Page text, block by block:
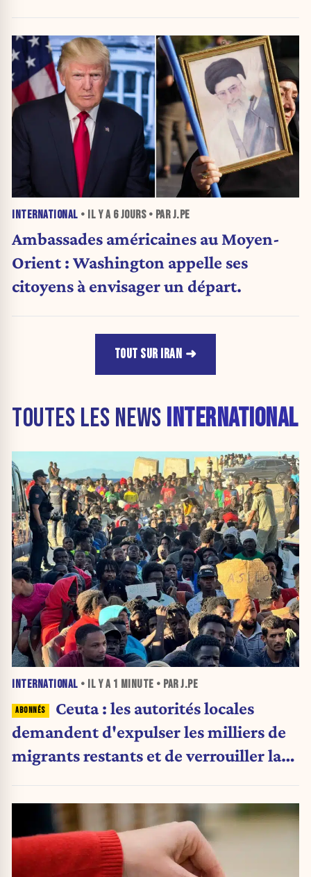
INTERNATIONAL • IL Y A 6 JOURS• PAR J.PE
Ambassades américaines au Moyen-
Orient : Washington appelle ses
citoyens à envisager un départ.
TOUT SUR IRAN
TOUTES LES NEWS INTERNATIONAL
INTERNATIONAL • IL Y A 1 MINUTE • PAR J.PE
Ceuta : les autorités locales
demandent d'expulser les milliers de
migrants restants et de verrouiller la